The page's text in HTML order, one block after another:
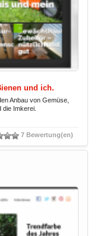
und ich.
Anbau von Gemüse,
die Imkerei.
7 Bewertung(en)